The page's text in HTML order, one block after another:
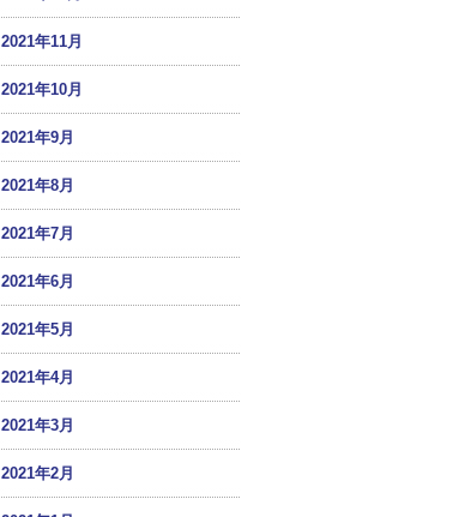
2021年11月
2021年10月
2021年9月
2021年8月
2021年7月
2021年6月
2021年5月
2021年4月
2021年3月
2021年2月